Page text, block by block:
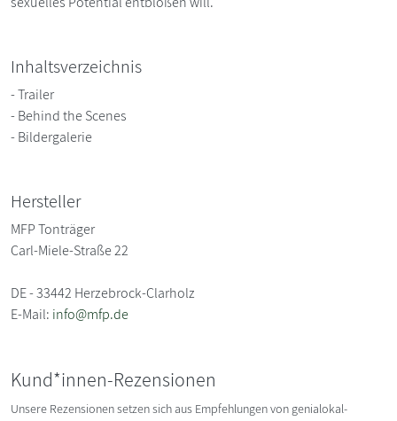
Inhaltsverzeichnis
- Trailer
- Behind the Scenes
- Bildergalerie
Hersteller
MFP Tonträger
Carl-Miele-Straße 22
DE - 33442 Herzebrock-Clarholz
E-Mail: info@mfp.de
Kund*innen-Rezensionen
Unsere Rezensionen setzen sich aus Empfehlungen von genialokal-